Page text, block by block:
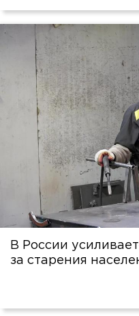
В России
за старения